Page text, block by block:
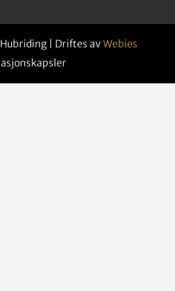
| Driftes avWebies